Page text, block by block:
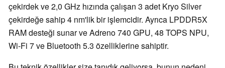
çekirdek ve 2,0 GHz hızında çalışan 3 adet Kryo Silver
çekirdeğe sahip 4 nm'lik bir işlemcidir. Ayrıca LPDDR5X
RAM desteği sunar ve Adreno 740 GPU, 48 TOPS NPU,
Wi-Fi 7 ve Bluetooth 5.3 özelliklerine sahiptir.